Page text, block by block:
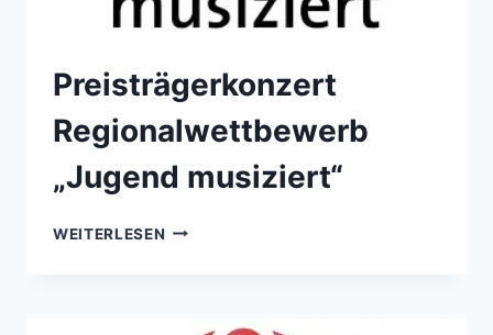
Preisträgerkonzert
Regionalwettbewerb
„Jugend musiziert“
WEITERLESEN PREISTRÄGERKONZERT